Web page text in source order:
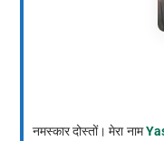
नमस्कार दोस्तों। मेरा नाम